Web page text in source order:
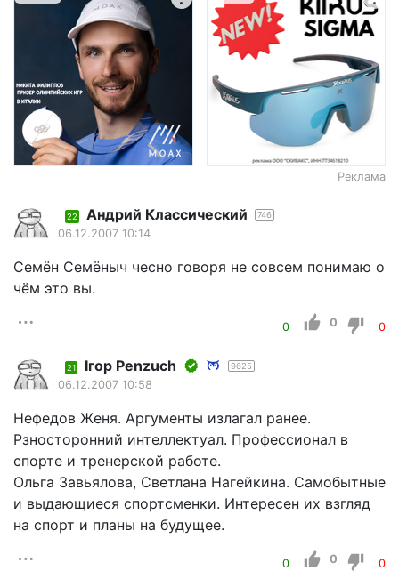
Реклама
22 Андрий Классический 746
06.12.2007 10:14
Семён Семёныч чесно говоря не совсем понимаю о
чём это вы.
0 0 0
21 Iгор Penzuch 9625
06.12.2007 10:58
Нефедов Женя. Аргументы излагал ранее.
Рзносторонний интеллектуал. Профессионал в
спорте и тренерской работе.
Ольга Завьялова, Светлана Нагейкина. Самобытные
и выдающиеся спортсменки. Интересен их взгляд
на спорт и планы на будущее.
0 0 0